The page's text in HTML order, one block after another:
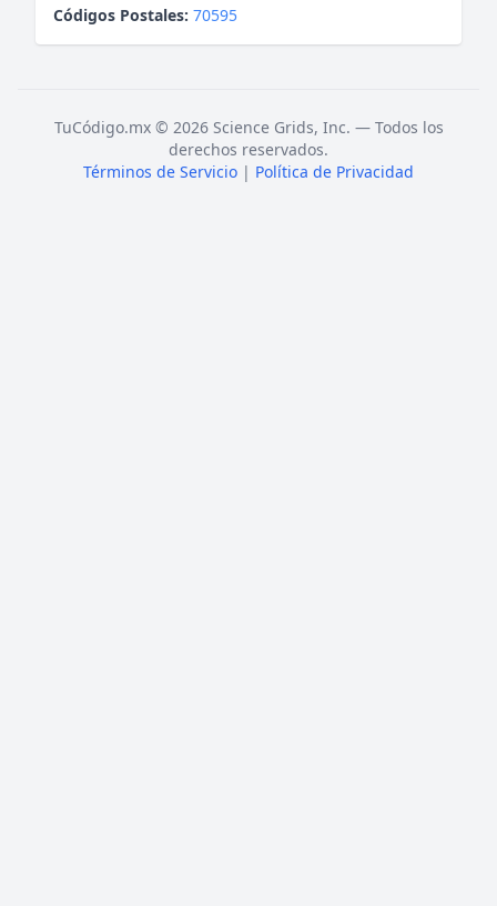
Códigos Postales: 70595
TuCódigo.mx © 2026 Science Grids, Inc. — Todos los
derechos reservados.
Términos de Servicio | Política de Privacidad